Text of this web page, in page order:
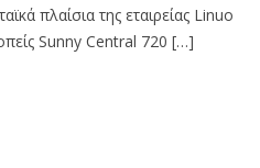
πλαίσια της εταιρείας Linuo
Sunny Central 720 […]